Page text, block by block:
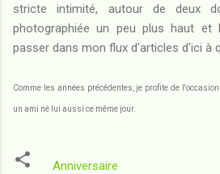
stricte intimité, autour de deux
photographiée un peu plus haut et
passer dans mon flux d'articles d'ici à
Comme les années précédentes, je profite de
un ami né lui aussi ce même jour.
Anniversaire